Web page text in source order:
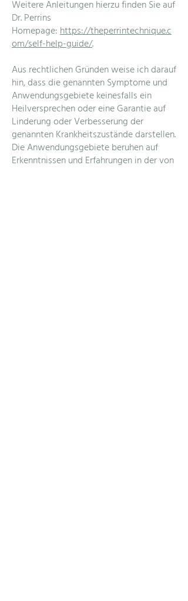
Weitere Anleitungen hierzu finden Sie auf
Dr. Perrins
Homepage: https://theperrintechnique.c
om/self-help-guide/.
Aus rechtlichen Gründen weise ich darauf
hin, dass die genannten Symptome und
Anwendungsgebiete keinesfalls ein
Heilversprechen oder eine Garantie auf
Linderung oder Verbesserung der
genannten Krankheitszustände darstellen.
Die Anwendungsgebiete beruhen auf
Erkenntnissen und Erfahrungen in der von